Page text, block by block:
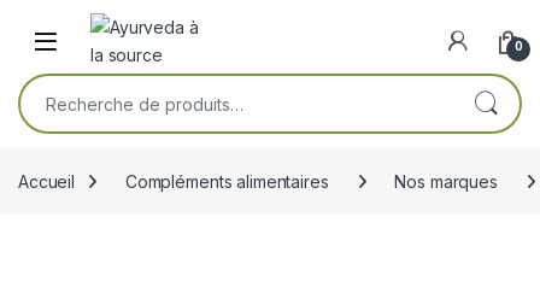
Skip to navigation
Skip to content
Open 0
Recherche pour :
Accueil Compléments alimentaires Nos marques